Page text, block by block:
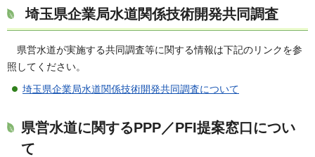
埼玉県企業局水道関係技術開発共同調査
県営水道が実施する共同調査等に関する情報は下記のリンクを参
照してください。
埼玉県企業局水道関係技術開発共同調査について
県営水道に関するPPP／PFI提案窓口につい
て